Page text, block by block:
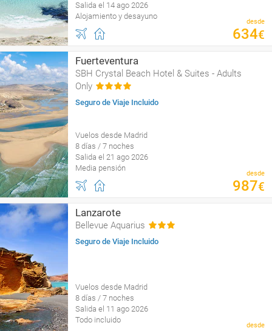
Salida el 14 ago 2026
Alojamiento y desayuno
desde
634€
Fuerteventura
SBH Crystal Beach Hotel & Suites - Adults
Only
Seguro de Viaje Incluido
Vuelos desde Madrid
8 días / 7 noches
Salida el 21 ago 2026
Media pensión
desde
987€
Lanzarote
Bellevue Aquarius
Seguro de Viaje Incluido
Vuelos desde Madrid
8 días / 7 noches
Salida el 11 ago 2026
Todo incluido
desde